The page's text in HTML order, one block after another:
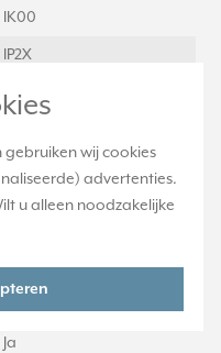
wij cookies
advertenties.
u alleen noodzakelijke
IK00
IP2X
Nee
Ja
Ja